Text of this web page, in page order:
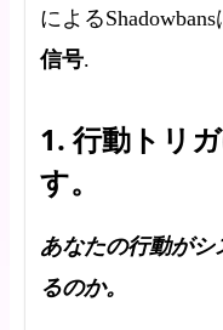
によるShadowbans
信号.
1. 行動トリ
す。
あなたの行動が
るのか。